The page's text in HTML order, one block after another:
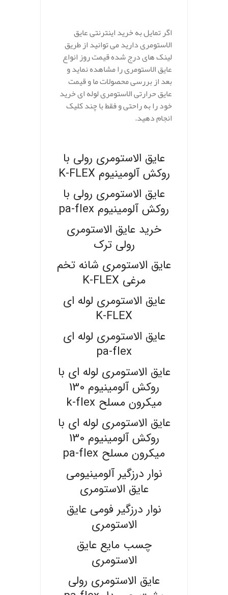
اگر تمایل به خرید اینترنتی عایق
الاستومری دارید می توانید از طریق
لینک های درج شده قیمت روز انواع
عایق الاستومری را مشاهده نماید و
بعد از بررسی محصولات ما و قیمت
عایق حرارتی الاستومری لوله ای خرید
خود را به راحتی و فقط با چند کلیک
انجام دهید.
عایق الاستومری رولی با
روکش آلومینیوم K-FLEX
عایق الاستومری رولی با
روکش آلومینیوم pa-flex
خرید عایق الاستومری
رولی ترک
عایق الاستومری شانه تخم
مرغی K-FLEX
عایق الاستومری لوله ای
K-FLEX
عایق الاستومری لوله ای
pa-flex
عایق الاستومری لوله ای با
روکش آلومینیوم 130
میکرون مسلح k-flex
عایق الاستومری لوله ای با
روکش آلومینیوم 130
میکرون مسلح pa-flex
نوار درزگیر آلومینیومی
عایق الاستومری
نوار درزگیر فومی عایق
الاستومری
چسب مایع عایق
الاستومری
عایق الاستومری رولی